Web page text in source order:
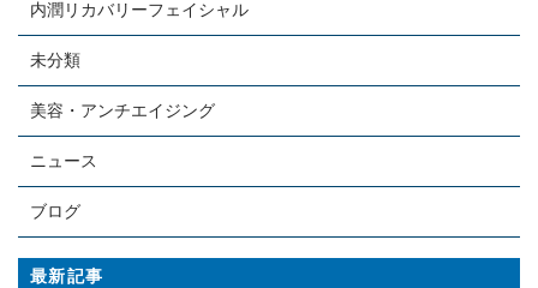
内潤リカバリーフェイシャル
未分類
美容・アンチエイジング
ニュース
ブログ
最新記事